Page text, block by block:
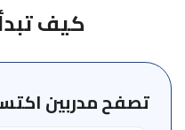
الأساسية
للمنصة
كيف
تصفح مدربين